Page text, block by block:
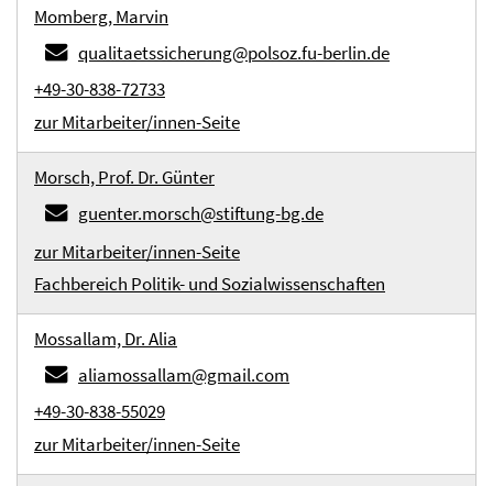
Momberg, Marvin
qualitaetssicherung@polsoz.fu-berlin.de
+49-30-838-72733
zur Mitarbeiter/innen-Seite
Morsch, Prof. Dr. Günter
guenter.morsch@stiftung-bg.de
zur Mitarbeiter/innen-Seite
Fachbereich Politik- und Sozialwissenschaften
Mossallam, Dr. Alia
aliamossallam@gmail.com
+49-30-838-55029
zur Mitarbeiter/innen-Seite